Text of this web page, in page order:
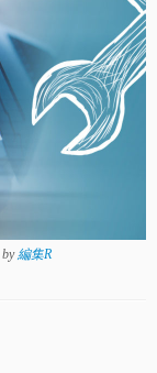
by編集R